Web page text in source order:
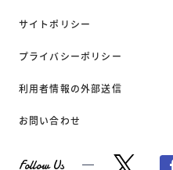
サイトポリシー
プライバシーポリシー
利用者情報の外部送信
お問い合わせ
Follow Us